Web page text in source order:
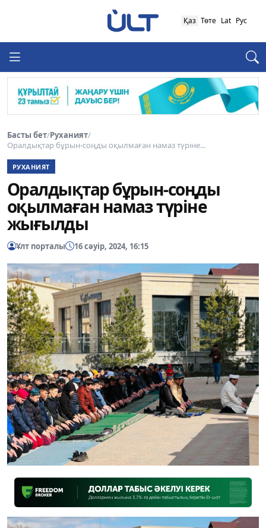
Қаз Төте Lat Рус
Басты бет/Руханият/
Оралдықтар бұрын-соңды оқылмаған намаз түріне...
РУХАНИЯТ
Оралдықтар бұрын-соңды
оқылмаған намаз түріне
жығылды
Ұлт порталы 16 сәуір, 2024, 16:15